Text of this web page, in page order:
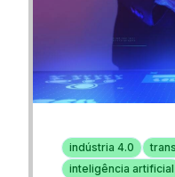
indústria 4.0
inteligência artificial